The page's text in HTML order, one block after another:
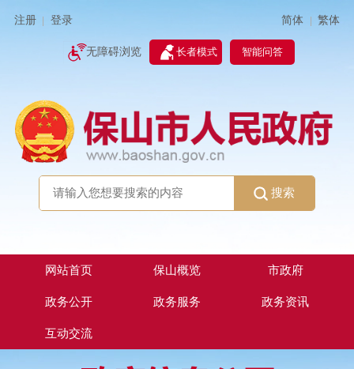
注册 登录 简体 | 繁体
无障碍浏览 长者模式 智能问答
搜索
网站首页 保山概览 市政府
政务公开 政务服务 政务资讯
互动交流